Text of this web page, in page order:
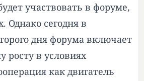
участвовать в форуме,
Однако сегодня в
дня форума включает
росту в условиях
как двигатель